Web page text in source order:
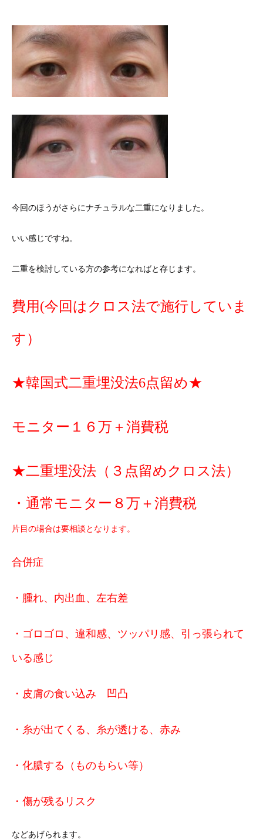
今回のほうがさらにナチュラルな二重になりました。
いい感じですね。
二重を検討している方の参考になればと存じます。
費用(今回はクロス法で施行していま
す）
★韓国式二重埋没法6点留め★
モニター１６万＋消費税
★二重埋没法（３点留めクロス法）
・通常モニター８万＋消費税
片目の場合は要相談となります。
合併症
・腫れ、内出血、左右差
・ゴロゴロ、違和感、ツッパリ感、引っ張られて
いる感じ
・皮膚の食い込み 凹凸
・糸が出てくる、糸が透ける、赤み
・化膿する（ものもらい等）
・傷が残るリスク
などあげられます。